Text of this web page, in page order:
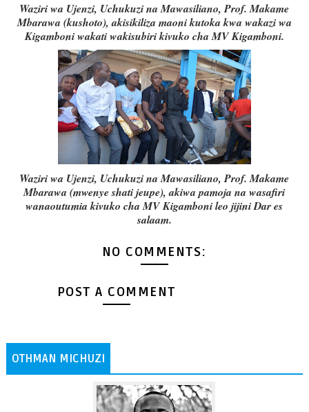
Waziri wa Ujenzi, Uchukuzi na Mawasiliano, Prof. Makame
Mbarawa (kushoto), akisikiliza maoni kutoka kwa wakazi wa
Kigamboni wakati wakisubiri kivuko cha MV Kigamboni.
Waziri wa Ujenzi, Uchukuzi na Mawasiliano, Prof. Makame
Mbarawa (mwenye shati jeupe), akiwa pamoja na wasafiri
wanaoutumia kivuko cha MV Kigamboni leo jijini Dar es
salaam.
NO COMMENTS:
POST A COMMENT
OTHMAN MICHUZI